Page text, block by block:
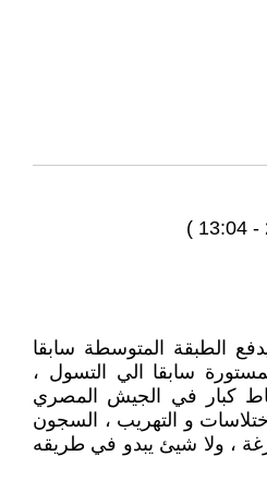
الطبقة المتوسطة سابقا
سابقا الي التسول ،
كبار في الجيش المصري
و التهريب ، السجون
، ولا شيئ يبدو في طريقه